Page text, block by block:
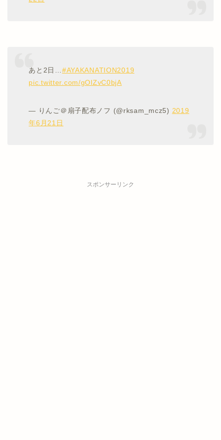
あと2日… #AYAKANATION2019
pic.twitter.com/gOlZvC0bjA
— りんご＠扇子配布ノフ (@rksam_mcz5) 2019
年6月21日
スポンサーリンク